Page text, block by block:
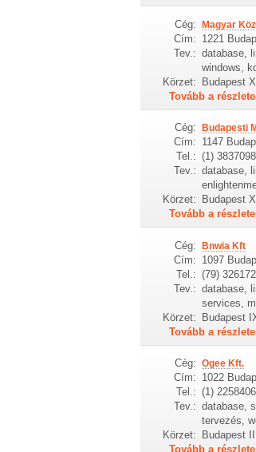
Cég: Magyar
Cím: 1221
Tev.: database,
windows,
Körzet:
Budapest
Tovább a
Cég: Budapesti
Cím: 1147
Tel.: (1)
Tev.: database,
Körzet:
Budapest
Tovább a
Cég: Bnwia Kft
Cím: 1097
Tel.: (79)
Tev.: database,
services,
Körzet:
Budapest
Tovább a
Cég: Ogee Kft.
Cím: 1022
Tel.: (1) 2258406
Tev.: database,
tervezés,
Körzet:
Budapest
Tovább a